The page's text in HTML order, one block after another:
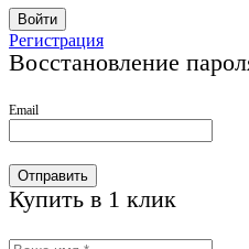
Войти
Регистрация
Восстановление
Email
Отправить
Купить в 1 клик